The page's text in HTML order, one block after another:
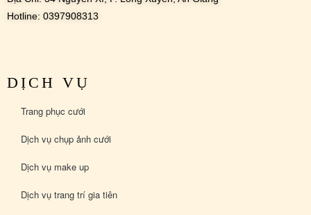
Hotline: 0397908313
DỊCH VỤ
Trang phục cưới
Dịch vụ chụp ảnh cưới
Dịch vụ make up
Dịch vụ trang trí gia tiên